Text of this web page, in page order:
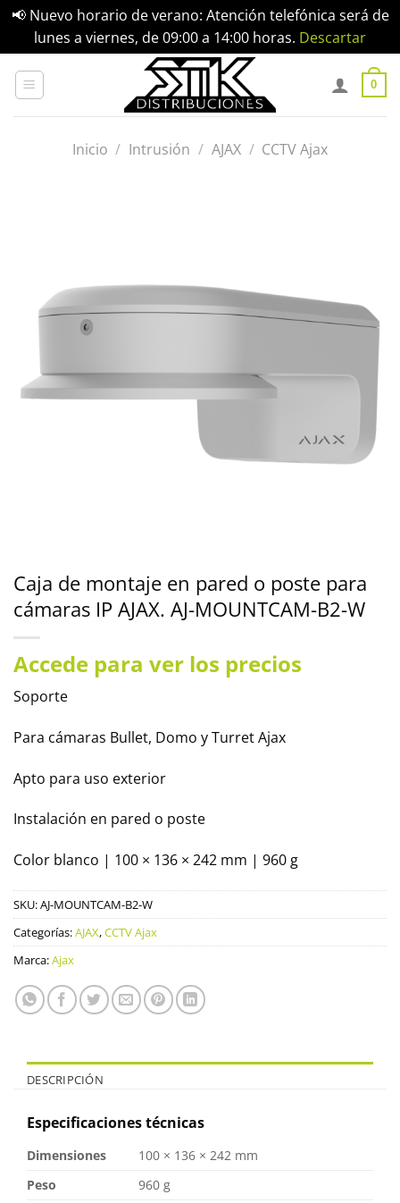
📢 Nuevo horario de verano: Atención telefónica será de
lunes a viernes, de 09:00 a 14:00 horas. Descartar
0
Inicio / Intrusión / AJAX / CCTV Ajax
Caja de montaje en pared o poste para
cámaras IP AJAX. AJ-MOUNTCAM-B2-W
Accede para ver los precios
Soporte
Para cámaras Bullet, Domo y Turret Ajax
Apto para uso exterior
Instalación en pared o poste
Color blanco | 100 × 136 × 242 mm | 960 g
SKU:AJ-MOUNTCAM-B2-W
Categorías:AJAX,CCTV Ajax
Marca:Ajax
DESCRIPCIÓN
Especificaciones técnicas
Dimensiones
100 × 136 × 242 mm
Peso
960 g